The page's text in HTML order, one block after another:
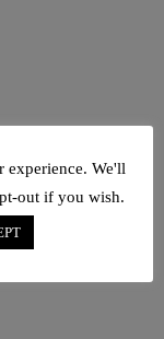
experience. We'll
out if you wish.